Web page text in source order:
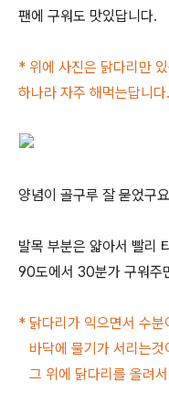
팬에 구워도 맛있답니다.
* 위에 사진은 닭다리만
하나라 자주 해먹는답니다
양념이 골구루 잘 묻었구
발목 부분은 얇아서 빨리
90도에서 30분가 구워주
* 닭다리가 익으면서 수
바닥에 물기가 서리는것
그 위에 닭다리를 올려